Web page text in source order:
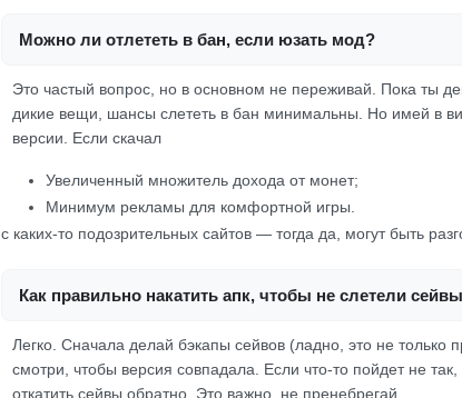
Можно ли отлететь в бан, если юзать мод?
Это частый вопрос, но в основном не переживай. Пока ты
дикие вещи, шансы слететь в бан минимальны. Но имей в
версии. Если скачал
Увеличенный множитель дохода от монет;
Минимум рекламы для комфортной игры.
с каких-то подозрительных сайтов — тогда да, могут быть
Как правильно накатить апк, чтобы не слетели
Легко. Сначала делай бэкапы сейвов (ладно, это не
смотри, чтобы версия совпадала. Если что-то пойдет не
откатить сейвы обратно. Это важно, не пренебрегай.